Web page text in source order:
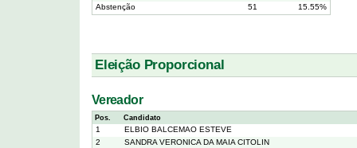
Abstenção
51 15.55%
Eleição Proporcional
Vereador
Pos. Candidato
1
ELBIO BALCEMAO ESTEVE
2
SANDRA VERONICA DA MAIA CITOLIN